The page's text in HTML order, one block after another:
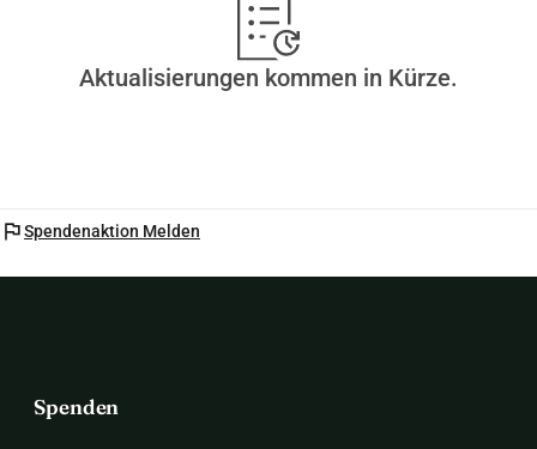
Aktualisierungen kommen in Kürze.
flagSpendenaktion Melden
Spenden